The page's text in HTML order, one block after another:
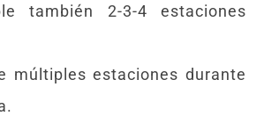
también 2-3-4 estaciones
múltiples estaciones durante